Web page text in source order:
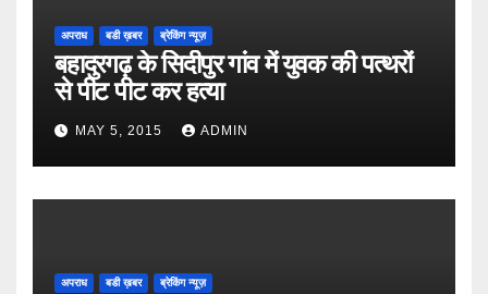
अपराध बडी ख़बर ब्रेकिंग न्यूज़
बहादुरगढ़ के सिदीपुर गांव में युवक की पत्थरों
से पीट पीट कर हत्या
MAY 5, 2015 ADMIN
अपराध बडी ख़बर ब्रेकिंग न्यूज़